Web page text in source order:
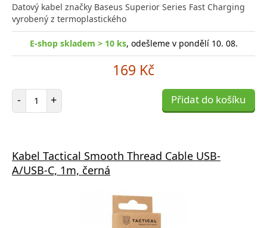
Datový kabel značky Baseus Superior Series Fast Charging
vyrobený z termoplastického
E-shop skladem > 10 ks, odešleme v pondělí 10. 08.
169 Kč
- Počet položek
+ Přidat do košíku
Kabel Tactical Smooth Thread Cable USB-
A/USB-C, 1m, černá